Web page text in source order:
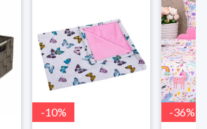
-10% -36%